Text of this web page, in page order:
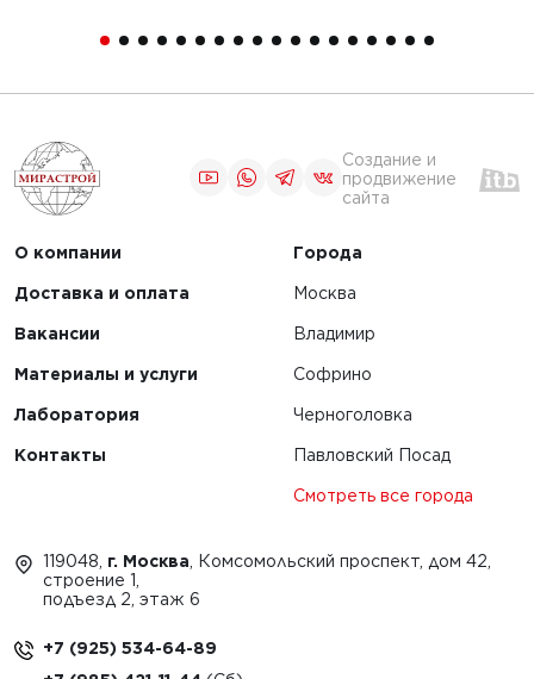
Создание и
продвижение
сайта
О компании
Доставка и оплата
Вакансии
Материалы и услуги
Лаборатория
Контакты
Города
Москва
Владимир
Софрино
Черноголовка
Павловский Посад
Смотреть все города
119048, г. Москва , Комсомольский проспект, дом 42,
строение 1,
подъезд 2, этаж 6
+7 (925) 534-64-89